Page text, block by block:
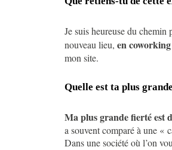
Je suis heureuse du chemin
nouveau lieu, en
mon site.
Quelle est ta plus
Ma plus grande fierté est
a souvent comparé à une «
Dans une société où l’on